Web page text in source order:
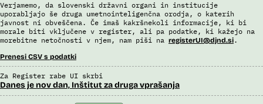
Verjamemo, da slovenski državni organi in institucije
uporabljajo še druga umetnointeligenčna orodja, o katerih
javnost ni obveščena. Če imaš kakršnekoli informacije, ki bi
morale biti vključene v register, ali pa podatke, ki kažejo na
morebitne netočnosti v njem, nam piši na registerUI@djnd.si.
Prenesi CSV s podatki
Za Register rabe UI skrbi
Danes je nov dan, Inštitut za druga vprašanja